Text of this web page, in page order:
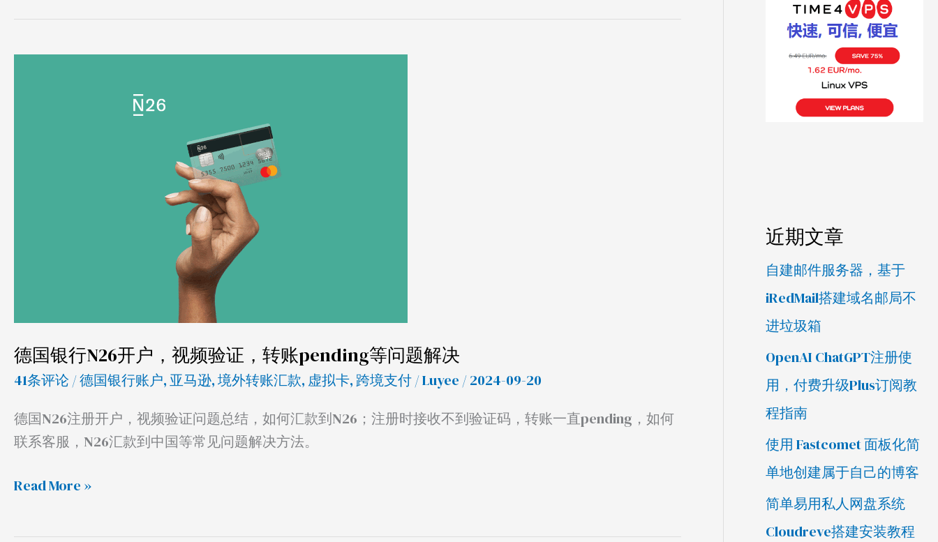
德国银行N26开户，视频验证，转账pending等问题解决
41条评论 /德国银行账户,亚马逊,境外转账汇款, 虚拟卡,跨境支付/Luyee / 2024-09-20
德国N26注册开户，视频验证问题总结，如何汇款到N26；注册时接收不到验证码，转账一直pending，如何
联系客服，N26汇款到中国等常见问题解决方法。
转
pending
等
问
题
决
Read More »
近期文章
自建邮件服务器，基于
iRedMail搭建域名邮局不
进垃圾箱
OpenAI ChatGPT注册使
用，付费升级Plus订阅教
程指南
使用 Fastcomet 面板化简
单地创建属于自己的博客
简单易用私人网盘系统
Cloudreve搭建安装教程